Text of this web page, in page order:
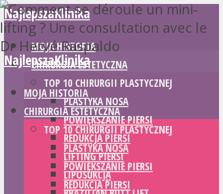
NajlepszaKlinika
MOJA HISTORIA
CHIRURGIA ESTETYCZNA
TOP 10 CHIRURGII PLASTYCZNEJ
PLASTYKA NOSA
POWIĘKSZANIE PIERSI
REDUKCJA PIERSI
LIFTING PIERSI
LIPOSUKCJA
NajlepszaKlinika
MOJA HISTORIA
CHIRURGIA ESTETYCZNA
TOP 10 CHIRURGII PLASTYCZNEJ
PLASTYKA NOSA
POWIĘKSZANIE PIERSI
REDUKCJA PIERSI